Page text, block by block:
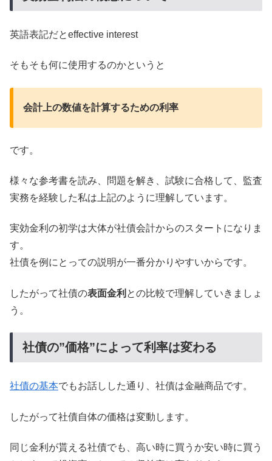
英語表記だとeffective interest
そもそも何に使用するのかというと
会計上の数値を計算するための利率
です。
様々な参考書を読み、問題を解き、試験に合格して、監査
実務を経験した私は上記のように理解しています。
実効金利の初学は大体が社債会計からのスタートになりま
す。
社債を例にとっての説明が一番分かりやすいからです。
したがって社債の表面金利 との比較で理解していきましょ
う。
社債の”価格”によって利率は変わる
社債の基本でもお話しした通り、社債は金融商品です。
したがって社債自体の価格は変動します。
同じ金利が貰える社債でも、高い時に買うか安い時に買う